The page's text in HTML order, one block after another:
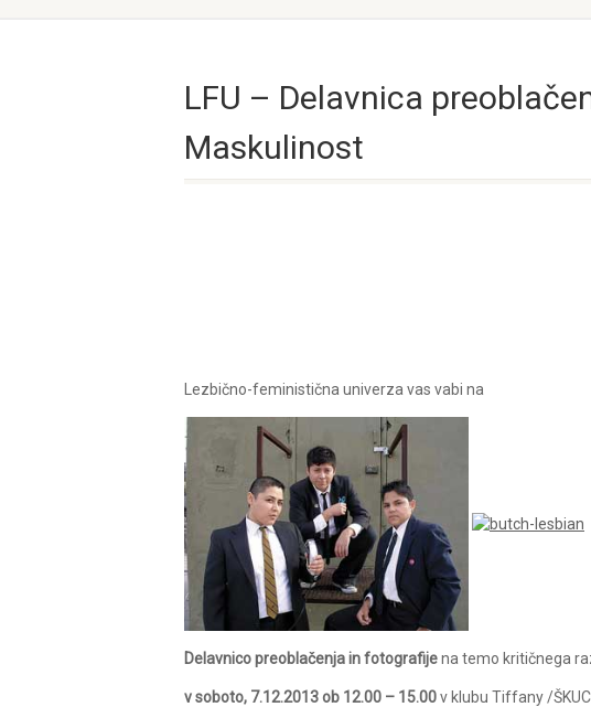
LFU – Delavnica
Maskulinost
Lezbično-feministična univerza vas vabi na
Delavnico preoblačenja in fotografijena temo kritičnega
v soboto, 7.12.2013 ob 12.00 – 15.00v klubu Tiffany /